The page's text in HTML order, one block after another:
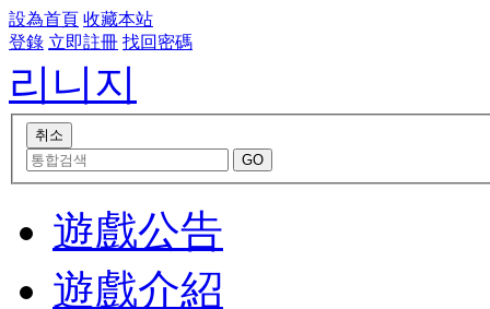
設為首頁 收藏本站
登錄 立即註冊 找回密碼
리니지
遊戲公告
遊戲介紹